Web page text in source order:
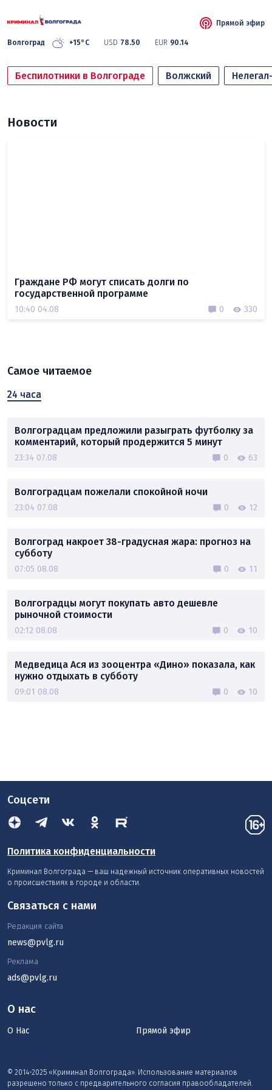
Волгоград +15°C USD 78.50 EUR 90.14
Прямой эфир
Беспилотники в Волгограде Волжский
Новости
Граждане РФ могут списать долги по
государственной программе
10:40 04.08 0 330
Самое читаемое
24 часа
Волгоградцам предложили разыграть футболку за
комментарий, который продержится 5 минут
23:34 07.08 0 63
Волгоградцам пожелали спокойной ночи
23:04 07.08 0 12
Волгоград накроет 38-градусная жара: прогноз на
субботу
07:05 08.08 0 11
Волгоградцы могут покупать авто дешевле
рыночной стоимости
02:12 08.08 0 10
Медведица Ася из зооцентра «Дино» показала, как
нужно отдыхать в субботу
09:01 08.08 0 10
Соцсети
Политика конфиденциальности
Криминал Волгограда — ваш надежный источник оперативных новостей
о происшествиях в городе и области.
О нас
О Нас Прямой эфир
© 2014-2025 «Криминал Волгограда». Использование материалов
разрешено только с предварительного согласия правообладателей.
Связаться с нами
Редакция сайта
news@pvlg.ru
Реклама
ads@pvlg.ru